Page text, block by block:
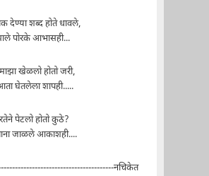
देण्या शब्द होते धावले,
पोरके आभासही...
खेळलो होतो जरी,
घेतलेला शापही.....
पेटलो होतो कुठे?
जाळले आकाशही....
नचिकेत